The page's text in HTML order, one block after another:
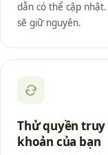
dẫn có thể cập
sẽ giữ nguyên.
Thử quyền
khoản của bạn